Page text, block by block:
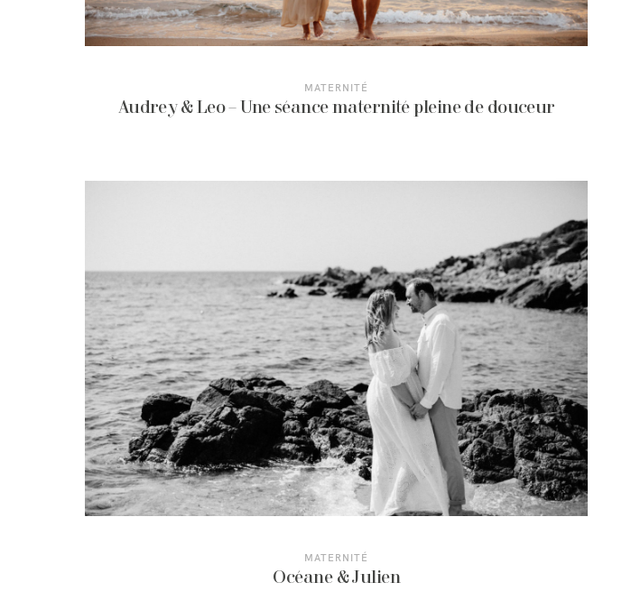
MATERNITÉ
Audrey & Leo – Une séance maternité pleine de douceur
MATERNITÉ
Océane & Julien